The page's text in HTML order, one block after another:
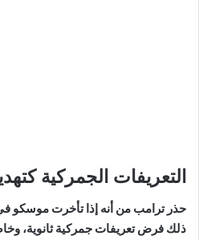
التعريفات الجمركية
حذر ترامب من أنه إذا تأخرت موسكو في
ذلك فرض تعريفات جمركية ثانوية،